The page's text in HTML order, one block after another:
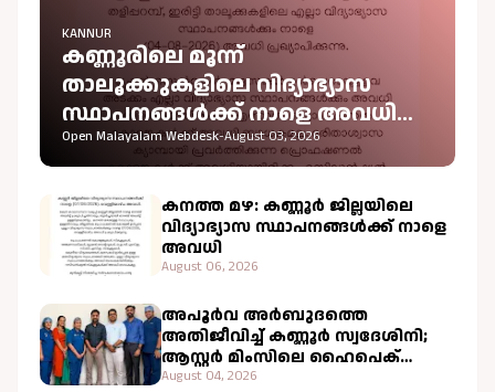
KANNUR
കണ്ണൂരിലെ മൂന്ന്
താലൂക്കുകളിലെ വിദ്യാഭ്യാസ
സ്ഥാപനങ്ങൾക്ക് നാളെ അവധി
പ്രഖ്യാപിച്ചു
Open Malayalam Webdesk-August 03, 2026
കനത്ത മഴ: കണ്ണൂർ ജില്ലയിലെ
വിദ്യാഭ്യാസ സ്ഥാപനങ്ങൾക്ക് നാളെ
അവധി
August 06, 2026
അപൂർവ അർബുദത്തെ
അതിജീവിച്ച് കണ്ണൂർ സ്വദേശിനി;
ആസ്റ്റർ മിംസിലെ ഹൈപെക്
ചികിത്സ വിജയകരം
August 04, 2026